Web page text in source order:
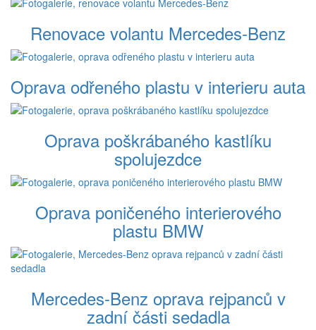
Renovace volantu Mercedes-Benz
Oprava odřeného plastu v interieru auta
Oprava poškrábaného kastlíku
spolujezdce
Oprava poničeného interierového
plastu BMW
Mercedes-Benz oprava rejpanců v
zadní části sedadla